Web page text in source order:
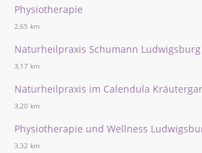
Physiotherapie
2,65 km
Naturheilpraxis Schumann Ludwigsburg
3,17 km
Naturheilpraxis im Calendula
3,20 km
Physiotherapie und Wellness
3,32 km